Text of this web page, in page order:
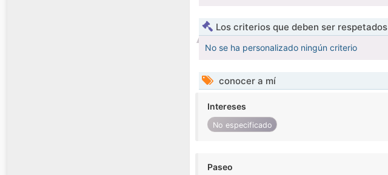
Los criterios que deben ser respetados
No se ha personalizado ningún criterio
conocer a mí
Intereses
No especificado
Paseo